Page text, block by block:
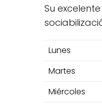
Su
Lunes
Martes
Miércoles